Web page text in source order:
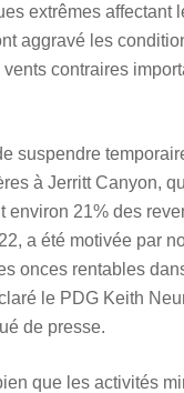
extrêmes affectant
aggravé les
contraires
suspendre
à Jerritt Canyon,
environ 21% des
a été motivée par
onces rentables
le PDG Keith
de presse.
que les activités